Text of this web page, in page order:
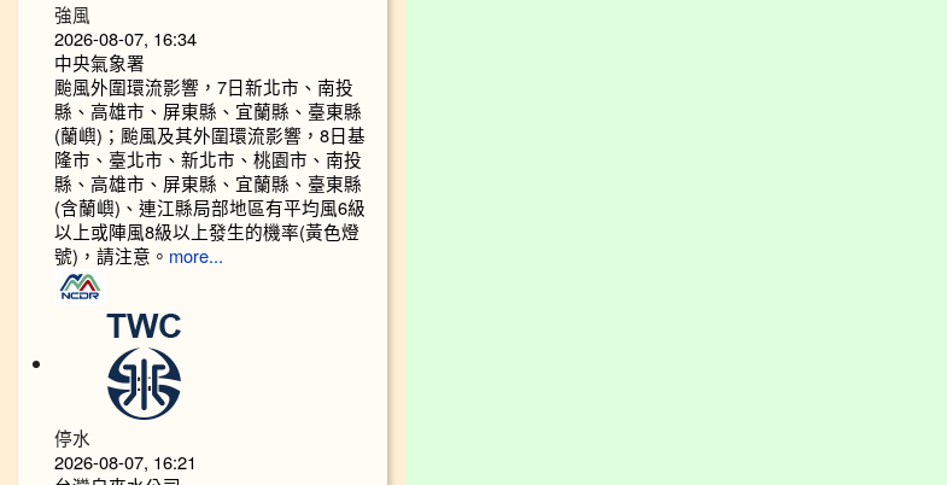
強風
2026-08-07, 16:34
中央氣象署
颱風外圍環流影響，7日新北市、南投
縣、高雄市、屏東縣、宜蘭縣、臺東縣
(蘭嶼)；颱風及其外圍環流影響，8日基
隆市、臺北市、新北市、桃園市、南投
縣、高雄市、屏東縣、宜蘭縣、臺東縣
(含蘭嶼)、連江縣局部地區有平均風6級
以上或陣風8級以上發生的機率(黃色燈
號)，請注意。 more...
停水
2026-08-07, 16:21